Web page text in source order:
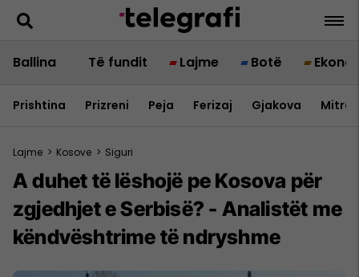
Ballina Të fundit Lajme Botë
Prishtina Prizreni Peja Ferizaj Gjakova
Lajme > Kosove > Siguri
A duhet të lëshojë pe Kosova për
zgjedhjet e Serbisë? - Analistët me
këndvështrime të ndryshme